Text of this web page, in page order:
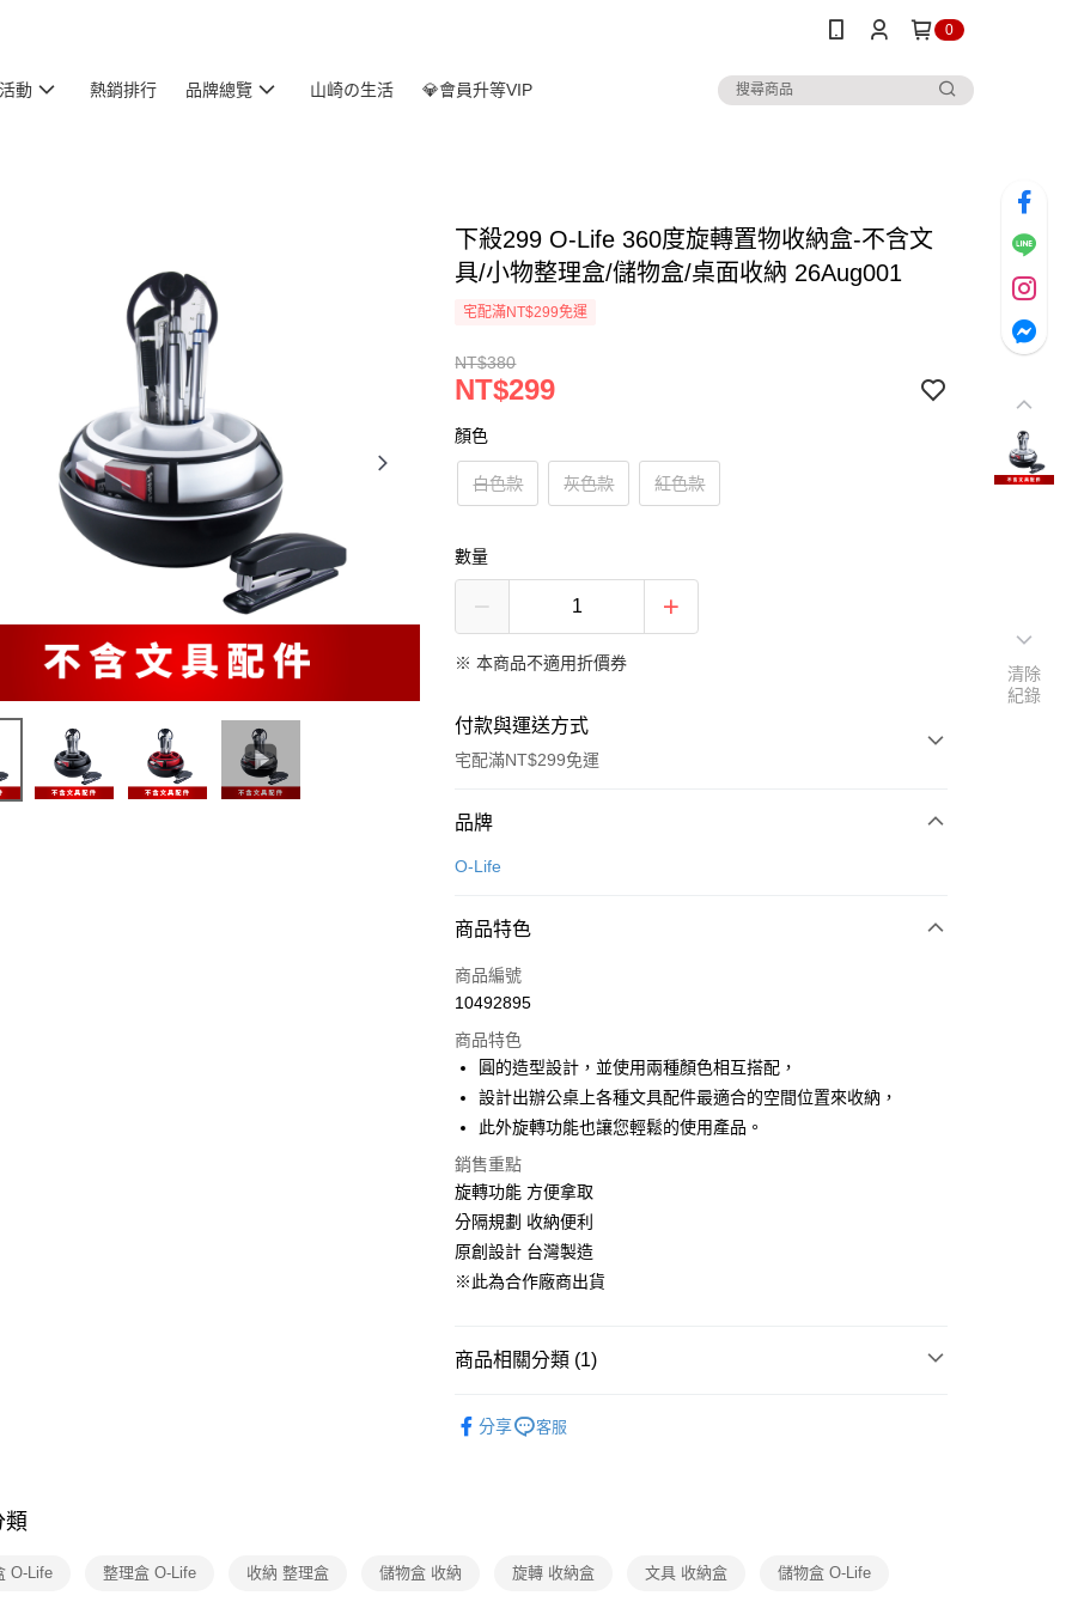
0
動 熱銷排行 品牌總覽 山崎の生活 💎會員升等VIP
下殺299 O-Life 360度旋轉置物收納盒-不含文
具/小物整理盒/儲物盒/桌面收納 26Aug001
宅配滿NT$299免運
NT$380
NT$299
顏色
白色款 灰色款 紅色款
數量
※ 本商品不適用折價券
付款與運送方式
宅配滿NT$299免運
付款方式
信用卡一次付款
悠遊付
Google Pay
全盈+PAY
大哥付你分期
相關說明
【大哥付你分期使用說明】
1.本服務由台灣大哥大提供，台灣大哥大用戶可立即使用無須另外申請。
2.付款方式選擇「大哥付你分期」，訂單成立後會自動跳轉到大哥付的交易
流程，驗證手機門號後，選擇欲分期的期數、繳款截止日，確認付款後即
3.實際核准額度、可分期數及費用金額請依後續交易確認頁面所載為準。
無法說明評估內容。
醒簡訊。
2.透過簡訊連結打開帳單後，可選擇「超商條碼／台灣大直營門市／銀行轉
款買賣價金債權讓與本公司後，依約使用本公司帳單繳交帳款。
ATM付款
運送方式
每筆NT$150，滿NT$299(含以上)免運費
品牌
O-Life
商品特色
商品編號
10492895
商品特色
圓的造型設計，並使用兩種顏色相互搭配，
設計出辦公桌上各種文具配件最適合的空間位置來收納，
此外旋轉功能也讓您輕鬆的使用產品。
銷售重點
旋轉功能 方便拿取
分隔規劃 收納便利
原創設計 台灣製造
※此為合作廠商出貨
商品相關分類 (1)
分享
客服
類
O-Life 整理盒 O-Life 收納 整理盒 儲物盒 收納 旋轉 收納盒 文具 收納盒 儲物盒 O-Life
清除
紀錄